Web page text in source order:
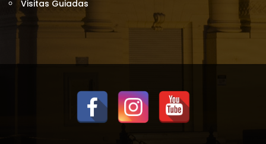
Visitas Guiadas